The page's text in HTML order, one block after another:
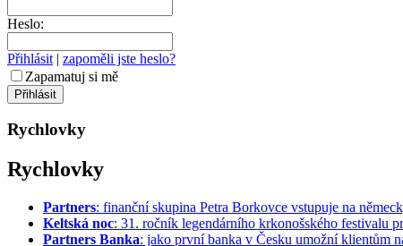
Heslo:
Přihlásit | zapoměli jste heslo?
Zapamatuj si mě
Rychlovky
Rychlovky
Partners: finanční skupina Petra Borkovce vstupuje na
Keltská noc: 31. ročník legendárního krkonošského festivalu
Partners Banka: jako první banka v Česku umožní klientům